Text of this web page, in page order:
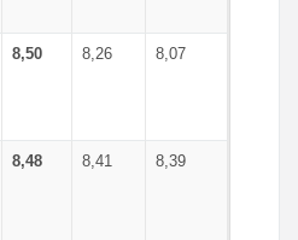
8,50 8,26 8,07
8,48 8,41 8,39